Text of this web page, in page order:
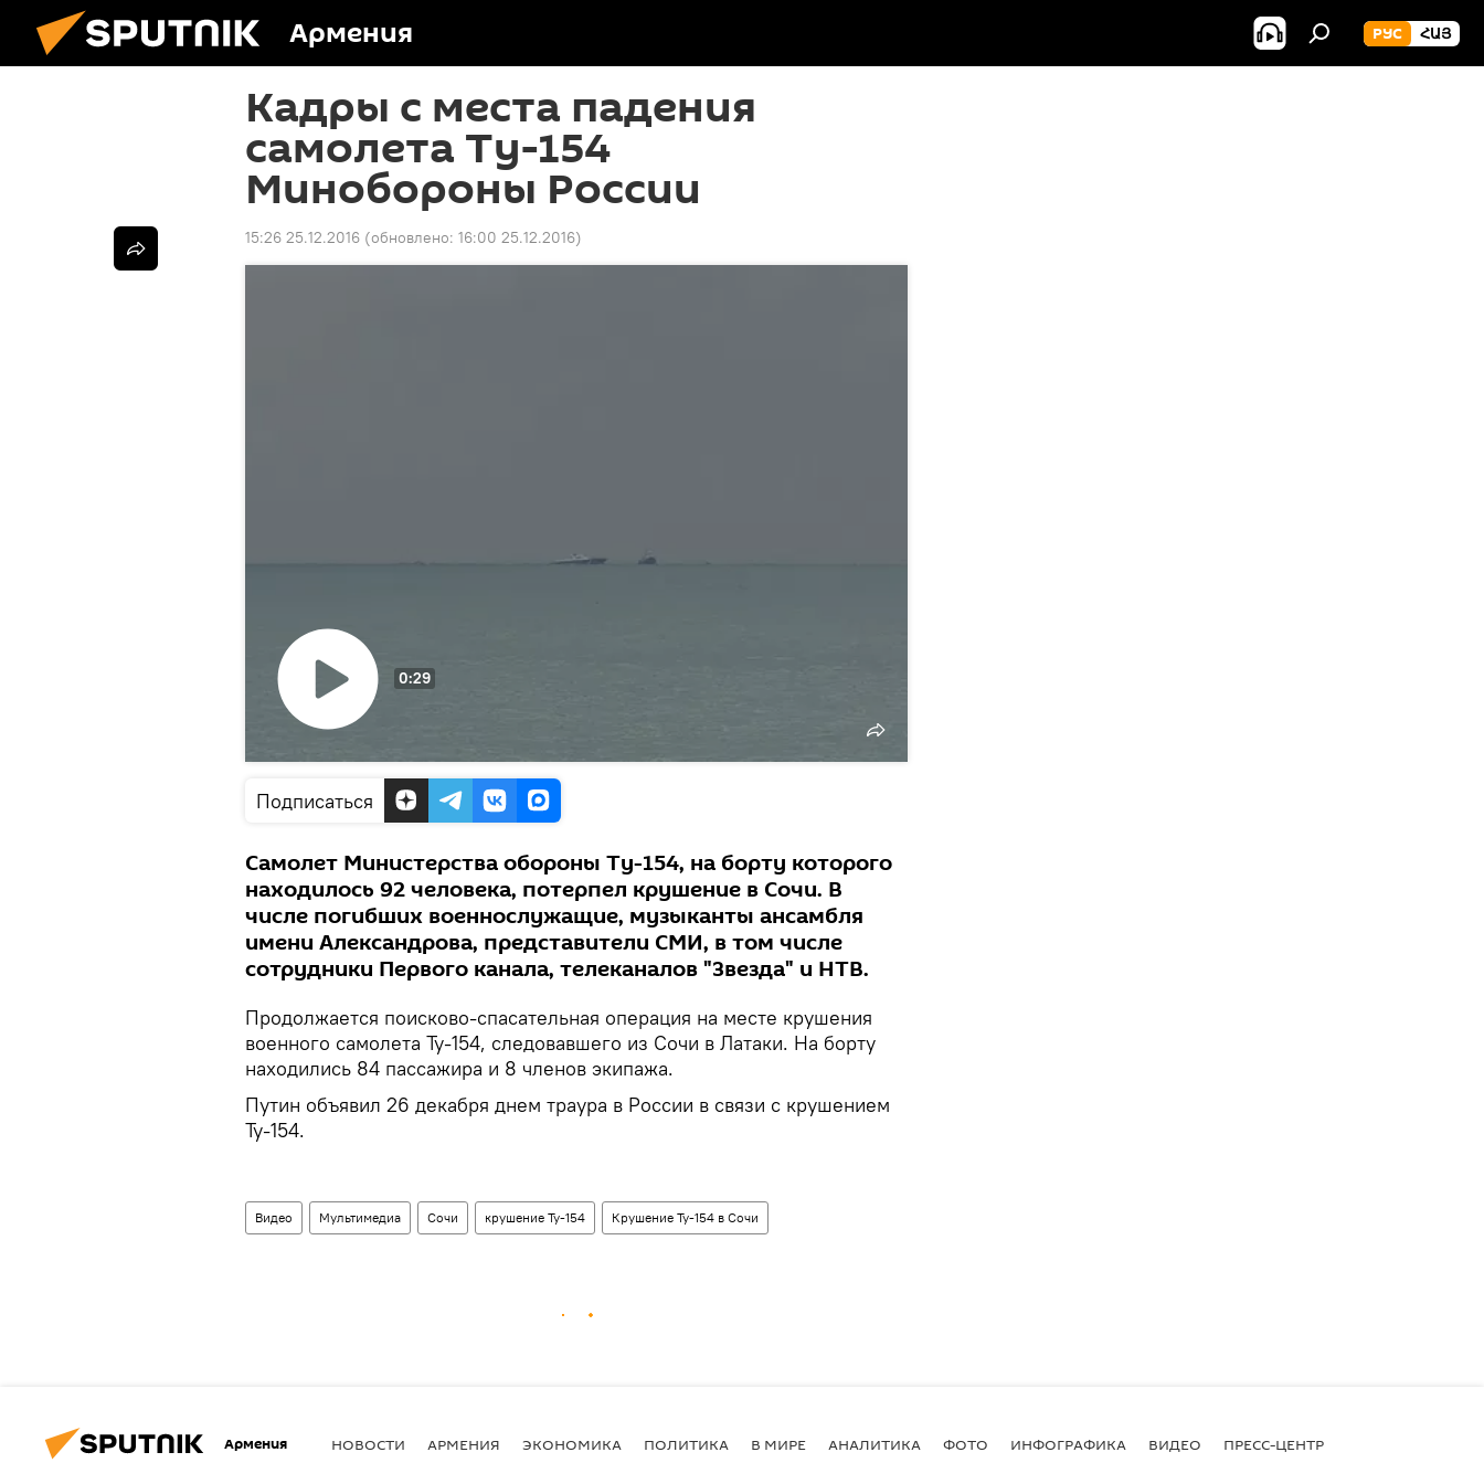
Армения РУС ՀԱՅ
Кадры с места падения
самолета Ту-154
Минобороны России
15:26 25.12.2016 (обновлено: 16:00 25.12.2016)
Воспроизвести
0:29
Подписаться
Cамолет Министерства обороны Ту-154, на борту которого
находилось 92 человека, потерпел крушение в Сочи. В
числе погибших военнослужащие, музыканты ансамбля
имени Александрова, представители СМИ, в том числе
сотрудники Первого канала, телеканалов "Звезда" и НТВ.
Продолжается поисково-спасательная операция на месте крушения
военного самолета Ту-154, следовавшего из Сочи в Латаки. На борту
находились 84 пассажира и 8 членов экипажа.
Путин объявил 26 декабря днем траура в России в связи с крушением
Ту-154.
Видео Мультимедиа Сочи крушение Ту-154 Крушение Ту-154 в Сочи
Армения НОВОСТИ АРМЕНИЯ ЭКОНОМИКА ПОЛИТИКА В МИРЕ АНАЛИТИКА ФОТО ИНФОГРАФИКА ВИДЕО ПРЕСС-ЦЕНТР